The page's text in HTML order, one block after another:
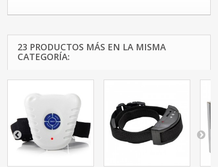
23 PRODUCTOS MÁS EN LA MISMA
CATEGORÍA: